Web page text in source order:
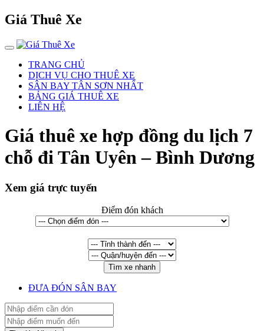
Giá Thuê Xe
TRANG CHỦ
DỊCH VỤ CHO THUÊ XE
SÂN BAY TÂN SƠN NHẤT
BẢNG GIÁ THUÊ XE
LIÊN HỆ
Giá thuê xe hợp đồng du lịch 7
chỗ đi Tân Uyên – Bình Dương
Xem giá trực tuyến
Điểm đón khách
Tìm xe nhanh
ĐƯA ĐÓN SÂN BAY